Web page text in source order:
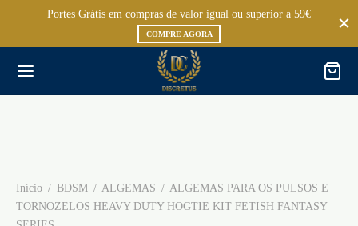
Portes Grátis em compras de valor igual ou superior a 59€
COMPRE AGORA
Início / BDSM / ALGEMAS / ALGEMAS PARA OS PULSOS E
TORNOZELOS HEAVY DUTY HOGTIE KIT FETISH FANTASY